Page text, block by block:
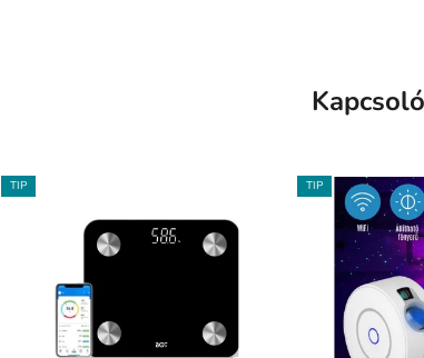
TIP TIP